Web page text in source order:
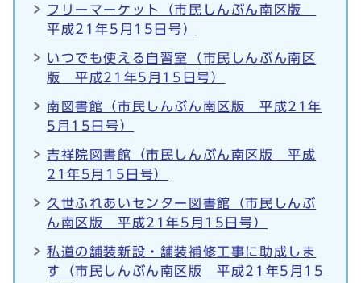
フリーマーケット（市民しんぶん南区版
平成21年5月15日号）
いつでも使える自習室（市民しんぶん南区
版 平成21年5月15日号）
南図書館（市民しんぶん南区版 平成21年
5月15日号）
吉祥院図書館（市民しんぶん南区版 平成
21年5月15日号）
久世ふれあいセンター図書館（市民しんぶ
ん南区版 平成21年5月15日号）
私道の舗装新設・舗装補修工事に助成しま
す（市民しんぶん南区版 平成21年5月15